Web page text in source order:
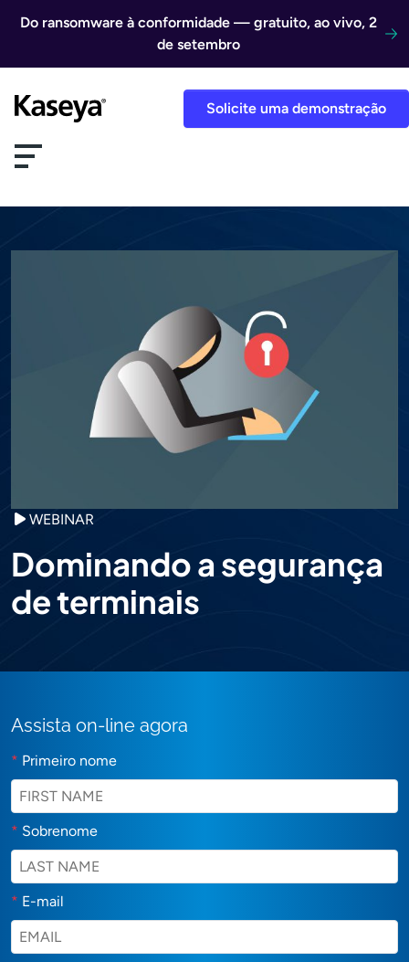
Do ransomware à conformidade — gratuito, ao vivo, 2
de setembro
Solicite uma demonstração
WEBINAR
Dominando a segurança
de terminais
Assista on-line agora
* Primeiro nome
* Sobrenome
* E-mail